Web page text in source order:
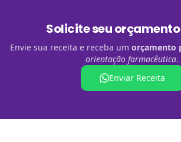
Solicite seu
Envie sua receita e receba um orçamento
orientação farmacêutica.
Enviar Receita